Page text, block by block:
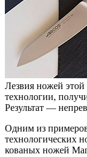
Лезвия ножей
технологии,
Результат —
Одним из примеров
технологических
кованых ножей